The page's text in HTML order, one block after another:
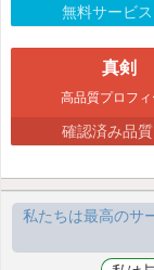
無料サービス
真剣
高品質プロフ
確認済み品質
私たちは最高のサ